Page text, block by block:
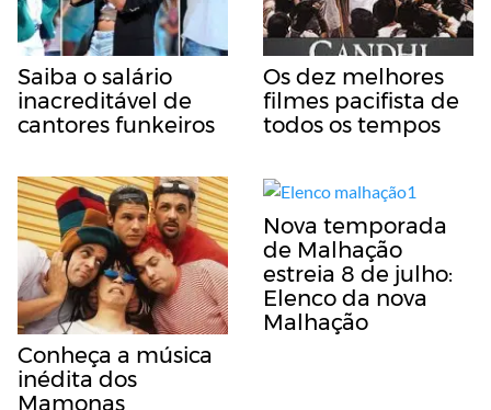
Saiba o salário
inacreditável de
cantores funkeiros
Os dez melhores
filmes pacifista de
todos os tempos
Conheça a música
inédita dos
Mamonas
Nova temporada
de Malhação
estreia 8 de julho:
Elenco da nova
Malhação